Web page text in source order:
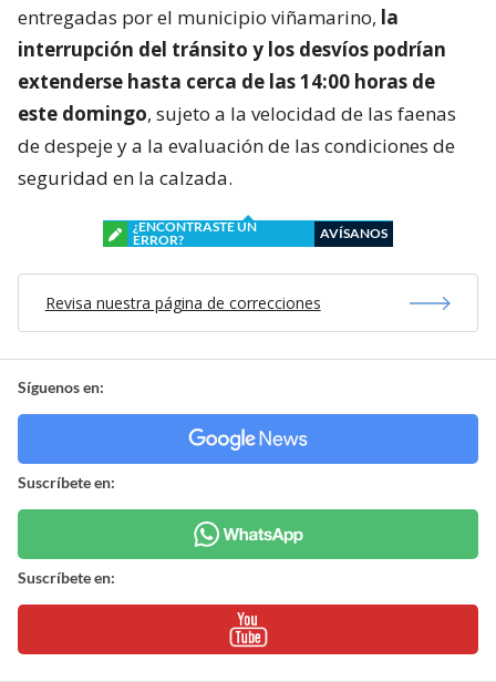
entregadas por el municipio viñamarino, la
interrupción del tránsito y los desvíos podrían
extenderse hasta cerca de las 14:00 horas de
este domingo, sujeto a la velocidad de las faenas
de despeje y a la evaluación de las condiciones de
seguridad en la calzada.
¿ENCONTRASTE UN
ERROR?
AVÍSANOS
Revisa nuestra página de correcciones
Síguenos en:
Suscríbete en:
Suscríbete en: